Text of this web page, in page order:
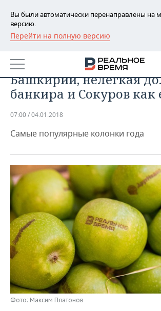
Вы были автоматически перенаправлены на
версию.
Перейти на полную версию
РЕГИОНЫ
БАШКОРТОСТАН
ТАТАРСТАН
НОВОСТИ
АНАЛИТИКА
ДЕКЛАРАЦИИ О ДОХОДАХ
КОРОЛИ ГОСЗАКАЗА ПФО
ВУЗЫ ТАТАРСТАНА
КОМУ ПРИНАДЛЕЖАТ
ТОРГОВЫЕ ЦЕНТРЫ
ТАТАРСТАНА
НОВОСТИ ЭКОНОМИКИ
ФИНАНСЫ
БАНКИ
БЮДЖЕТ
ИНВЕСТИЦИИ
ПРОМЫШЛЕННОСТЬ
НОВОСТИ
АГРОПРОМ
МАШИНОСТРОЕНИЕ
НЕФТЕХИМИЯ
НЕФТЬ
ОПК
ЭНЕРГЕТИКА
НЕДВИЖИМОСТЬ
НОВОСТИ НЕДВИЖИМОСТИ
АВТО
НОВОСТИ АВТО
БИЗНЕС
НОВОСТИ БИЗНЕСА
РОЗНИЧНАЯ ТОРГОВЛЯ
ТРАНСПОРТ
УСЛУГИ
ТЕХНОЛОГИИ
НОВОСТИ ТЕХНОЛОГИЙ
IT
МЕДИА
МЕРОПРИЯТИЯ
НОВОСТИ МЕРОПРИЯТИЙ
ВЫЕЗДНАЯ РЕДАКЦИЯ
СПОРТ
НОВОСТИ СПОРТА
ОБЩЕСТВО
истоки татарской песни
Башкирии, нелегкая
банкира и Сокуров как
07:00 / 04.01.2018
Самые популярные колонки года
Фото: Максим Платонов